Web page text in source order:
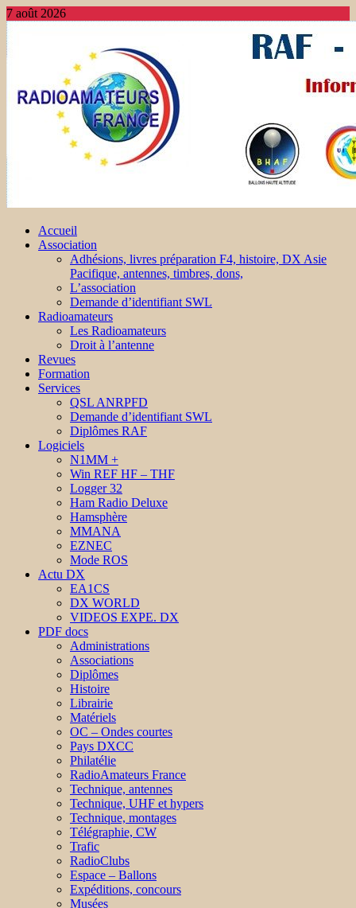
7 août 2026
Accueil
Association
Adhésions, livres préparation F4, histoire, DX Asie
Pacifique, antennes, timbres, dons,
L’association
Demande d’identifiant SWL
Radioamateurs
Les Radioamateurs
Droit à l’antenne
Revues
Formation
Services
QSL ANRPFD
Demande d’identifiant SWL
Diplômes RAF
Logiciels
N1MM +
Win REF HF – THF
Logger 32
Ham Radio Deluxe
Hamsphère
MMANA
EZNEC
Mode ROS
Actu DX
EA1CS
DX WORLD
VIDEOS EXPE. DX
PDF docs
Administrations
Associations
Diplômes
Histoire
Librairie
Matériels
OC – Ondes courtes
Pays DXCC
Philatélie
RadioAmateurs France
Technique, antennes
Technique, UHF et hypers
Technique, montages
Télégraphie, CW
Trafic
RadioClubs
Espace – Ballons
Expéditions, concours
Musées